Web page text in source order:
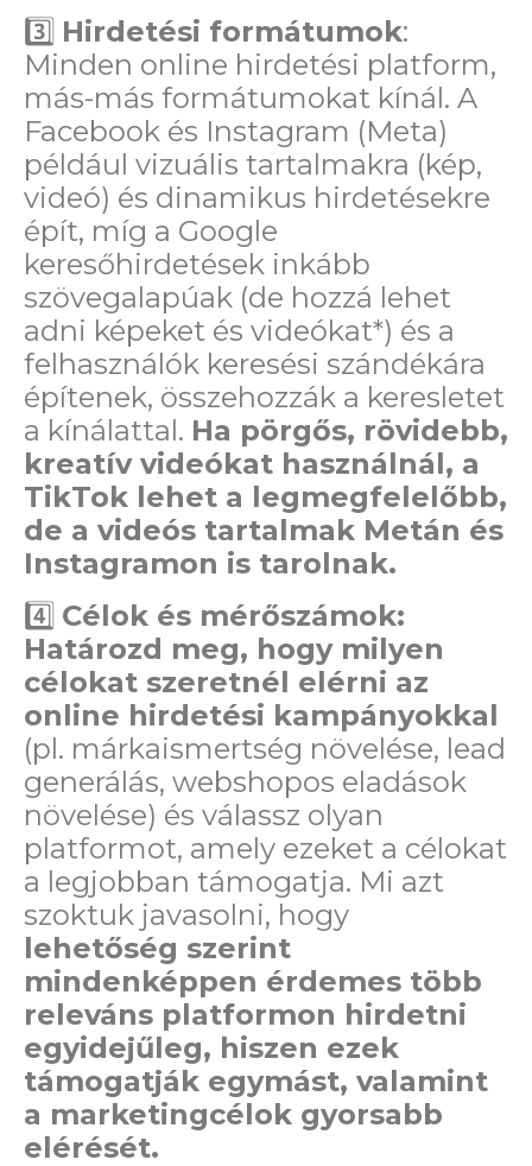
3️⃣ Hirdetési formátumok:
Minden online hirdetési platform,
más-más formátumokat kínál. A
Facebook és Instagram (Meta)
például vizuális tartalmakra (kép,
videó) és dinamikus hirdetésekre
épít, míg a Google
keresőhirdetések inkább
szövegalapúak (de hozzá lehet
adni képeket és videókat*) és a
felhasználók keresési szándékára
építenek, összehozzák a keresletet
a kínálattal. Ha pörgős, rövidebb,
kreatív videókat használnál, a
TikTok lehet a legmegfelelőbb,
de a videós tartalmak Metán és
Instagramon is tarolnak.
4️⃣ Célok és mérőszámok:
Határozd meg, hogy milyen
célokat szeretnél elérni az
online hirdetési kampányokkal
(pl. márkaismertség növelése, lead
generálás, webshopos eladások
növelése) és válassz olyan
platformot, amely ezeket a célokat
a legjobban támogatja. Mi azt
szoktuk javasolni, hogy
lehetőség szerint
mindenképpen érdemes több
releváns platformon hirdetni
egyidejűleg, hiszen ezek
támogatják egymást, valamint
a marketingcélok gyorsabb
elérését.